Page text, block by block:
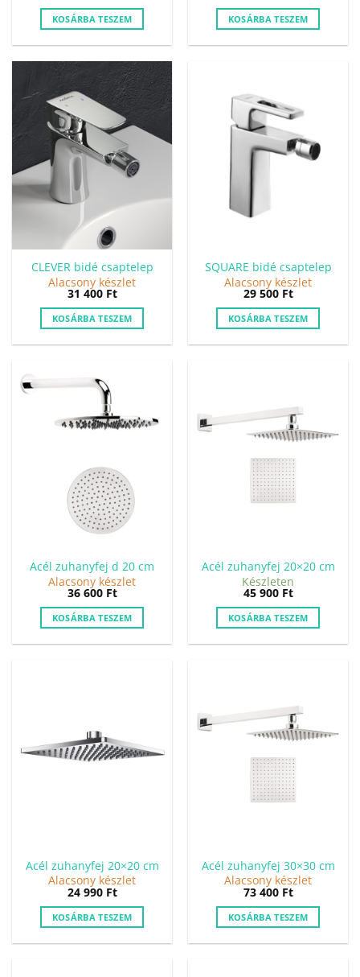
KOSÁRBA TESZEM was:
115
KOSÁRBA TESZEM
CLEVER bidé csaptelep
Alacsony készlet
31 400 Ft
KOSÁRBA TESZEM
SQUARE bidé csaptelep
Alacsony készlet
29 500 Ft
KOSÁRBA TESZEM
Acél zuhanyfej d 20 cm
Alacsony készlet
36 600 Ft
KOSÁRBA TESZEM
Acél zuhanyfej 20×20 cm
Készleten
45 900 Ft
KOSÁRBA TESZEM
Acél zuhanyfej 20×20 cm
Alacsony készlet
24 990 Ft
KOSÁRBA TESZEM
Acél zuhanyfej 30×30 cm
Alacsony készlet
73 400 Ft
KOSÁRBA TESZEM